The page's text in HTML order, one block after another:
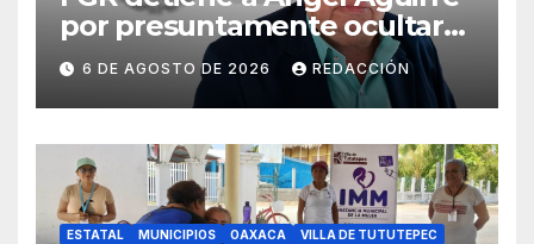
por presuntamente ocultar
evidencias del caso
Ayotzinapa
6 DE AGOSTO DE 2026 REDACCIÓN
ESTATAL MUNICIPIOS OAXACA VILLA DE TUTUTEPEC